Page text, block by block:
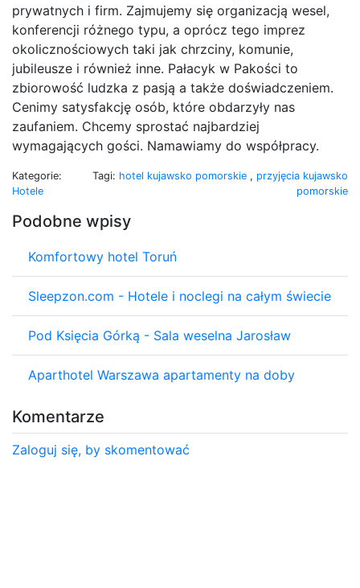
prywatnych i firm. Zajmujemy się organizacją wesel,
konferencji różnego typu, a oprócz tego imprez
okolicznościowych taki jak chrzciny, komunie,
jubileusze i również inne. Pałacyk w Pakości to
zbiorowość ludzka z pasją a także doświadczeniem.
Cenimy satysfakcję osób, które obdarzyły nas
zaufaniem. Chcemy sprostać najbardziej
wymagających gości. Namawiamy do współpracy.
Kategorie:
Hotele
Tagi: hotel kujawsko pomorskie , przyjęcia kujawsko
pomorskie
Podobne wpisy
Komfortowy hotel Toruń
Sleepzon.com - Hotele i noclegi na całym świecie
Pod Księcia Górką - Sala weselna Jarosław
Aparthotel Warszawa apartamenty na doby
Komentarze
Zaloguj się, by skomentować